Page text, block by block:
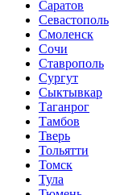
Саратов
Севастополь
Смоленск
Сочи
Ставрополь
Сургут
Сыктывкар
Таганрог
Тамбов
Тверь
Тольятти
Томск
Тула